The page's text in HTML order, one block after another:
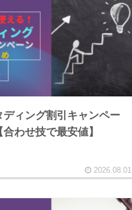
ディング割引キャンペー
わせ技で最安値】
2026.08.01